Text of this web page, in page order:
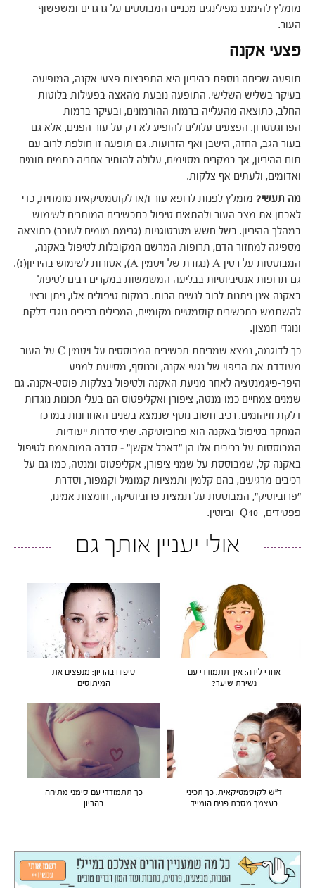
מומלץ להימנע מפילינגים מכניים המבוססים על גרגרים ומשפשוף
העור.
פצעי אקנה
תופעה שכיחה נוספת בהיריון היא התפרצות פצעי אקנה, המופיעה
בעיקר בשליש השלישי. התופעה נובעת מהאצה בפעילות בלוטות
החלב, כתוצאה מהעלייה ברמות ההורמונים, ובעיקר ברמות
הפרוגסטרון. הפצעים עלולים להופיע לא רק על עור הפנים, אלא גם
בעור הגב, החזה, הישבן ואף הזרועות. גם תופעה זו חולפת לרוב עם
תום ההיריון, אך במקרים מסוימים, עלולה להותיר אחריה כתמים חומים
ואדומים, ולעתים אף צלקות.
מה תעשי? מומלץ לפנות לרופא עור ו/או לקוסמטיקאית מומחית, כדי
לאבחן את מצב העור ולהתאים טיפול בתכשירים המותרים לשימוש
במהלך ההיריון. בשל חשש מטרטוגניות (גרימת מומים לעובר) כתוצאה
מספיגה למחזור הדם, תרופות המרשם המקובלות לטיפול באקנה,
המבוססות על רטין A (נגזרת של ויטמין A), אסורות לשימוש בהיריון(!).
גם תרופות אנטיביוטיות בבליעה המשמשות במקרים רבים לטיפול
באקנה אינן ניתנות לרוב לנשים הרות. במקום טיפולים אלו, ניתן ורצוי
להשתמש בתכשירים קוסמטיים מקומיים, המכילים רכיבים נוגדי דלקת
ונוגדי חמצון.
כך לדוגמה, נמצא שמריחת תכשירים המבוססים על ויטמין C על העור
מעודדת את הריפוי של נגעי אקנה, ובנוסף, מסייעת למניע
היפר-פיגמנטציה לאחר מניעת האקנה ולטיפול בצלקות פוסט-אקנה. גם
שמנים צמחיים כמו מנטה, ציפורן ואקליפטוס הם בעלי תכונות נוגדות
דלקת וזיהומים. רכיב חשוב נוסף שנמצא בשנים האחרונות במרכז
המחקר בטיפול באקנה הוא פרוביוטיקה. שתי סדרות ייעודיות
המבוססות על רכיבים אלו הן "דאבל אקשן" – סדרה המותאמת לטיפול
באקנה קל, שמבוססת על שמני ציפורן, אקליפטוס ומנטה, כמו גם על
רכיבים מרגיעים, בהם קלמין ותמציות קמומיל וקמפור, וסדרת
"פרוביוטיק", המבוססת על תמצית פרוביוטיקה, חומצות אמינו,
פפטידים, Q10 וביוטין.
אולי יעניין אותך גם
אחרי לידה: איך תתמודדי עם
נשירת שיער?
טיפוח בהריון: מנפצים את
המיתוסים
ד"ש לקוסמטיקאית: כך תכיני
בעצמך מסכת פנים הומייד
כך תתמודדי עם סימני מתיחה
בהריון